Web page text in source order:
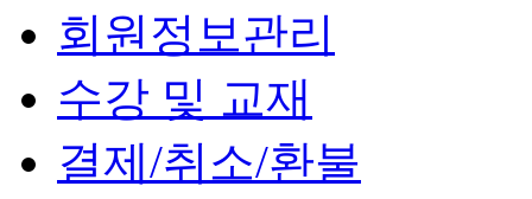
회원정보관리
수강 및 교재
결제/취소/환불